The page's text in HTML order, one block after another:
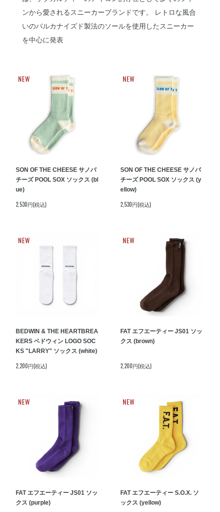
ンから愛されるスニーカーブランドです。 レトロな風合
いのバルカナイズド製法のソールを使用したスニーカー
を中心に発表
NEW
SON OF THE CHEESE サノバ
チーズ POOL SOX ソックス (bl
ue)
2,530円(税込)
NEW
SON OF THE CHEESE サノバ
チーズ POOL SOX ソックス (y
ellow)
2,530円(税込)
NEW
BEDWIN & THE HEARTBREA
KERS ベドウィン LOGO SOC
KS "LARRY" ソックス (white)
2,200円(税込)
NEW
FAT エフエーティー JS01 ソッ
クス (brown)
2,200円(税込)
NEW
FAT エフエーティー JS01 ソッ
クス (purple)
NEW
FAT エフエーティー S.O.X. ソ
ックス (yellow)